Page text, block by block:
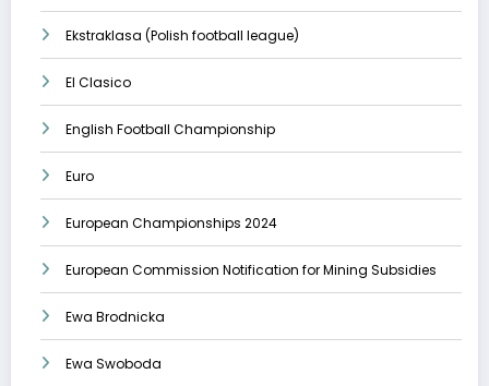
Ekstraklasa (Polish football league)
El Clasico
English Football Championship
Euro
European Championships 2024
European Commission Notification for Mining Subsidies
Ewa Brodnicka
Ewa Swoboda